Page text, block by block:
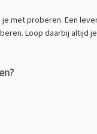
met proberen. Een
Loop daarbij altijd